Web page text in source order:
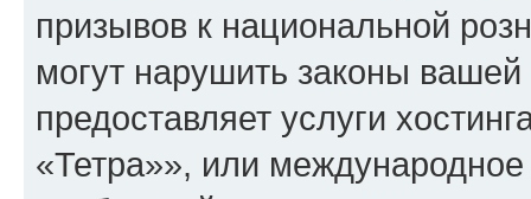
призывов к национальной
могут нарушить законы
предоставляет услуги
«Тетра»», или